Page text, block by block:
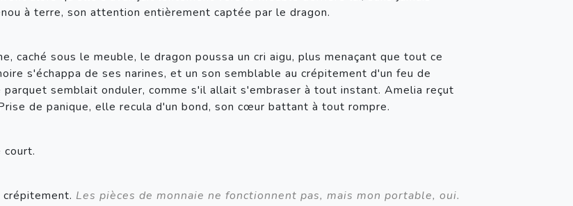
à terre, son attention entièrement captée par le dragon.
caché sous le meuble, le dragon poussa un cri aigu, plus menaçant que tout ce
s'échappa de ses narines, et un son semblable au crépitement d'un feu de
semblait onduler, comme s'il allait s'embraser à tout instant. Amelia reçut
de panique, elle recula d'un bond, son cœur battant à tout rompre.
Les pièces de monnaie ne fonctionnent pas, mais mon portable, oui.